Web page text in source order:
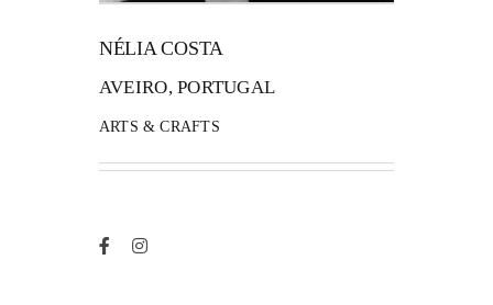
FANZINETECA.PTNÉLIA COSTA
AVEIRO, PORTUGAL
ARTS & CRAFTS